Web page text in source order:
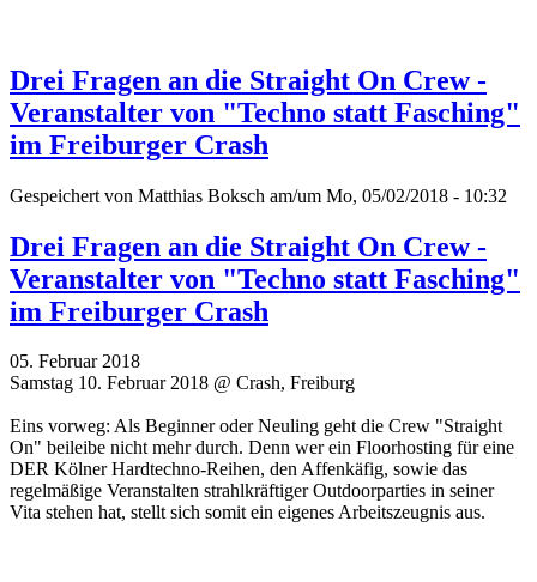
Drei Fragen an die Straight On Crew -
Veranstalter von "Techno statt Fasching"
im Freiburger Crash
Gespeichert von Matthias Boksch am/um Mo, 05/02/2018 - 10:32
Drei Fragen an die Straight On Crew -
Veranstalter von "Techno statt Fasching"
im Freiburger Crash
05. Februar 2018
Samstag 10. Februar 2018 @ Crash, Freiburg
Eins vorweg: Als Beginner oder Neuling geht die Crew "Straight
On" beileibe nicht mehr durch. Denn wer ein Floorhosting für eine
DER Kölner Hardtechno-Reihen, den Affenkäfig, sowie das
regelmäßige Veranstalten strahlkräftiger Outdoorparties in seiner
Vita stehen hat, stellt sich somit ein eigenes Arbeitszeugnis aus.